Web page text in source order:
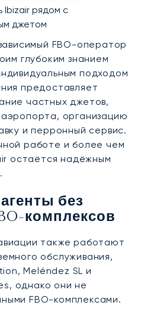
Ibizair рядом с
джетом
FBO-оператор
глубоким знанием
подходом
предоставляет
частных джетов,
организацию
и перронный сервис.
работе и более чем
остаётся надёжным
без
комплексов
также работают
обслуживания,
Meléndez SL и
однако они не
FBO-комплексами.